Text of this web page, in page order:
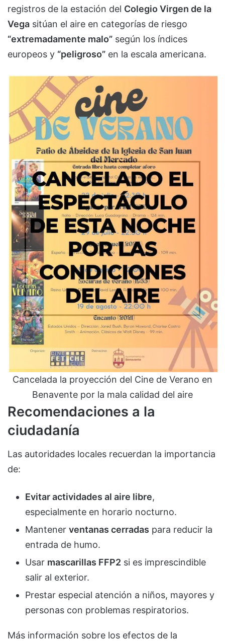
registros de la estación del Colegio Virgen de la
Vega sitúan el aire en categorías de riesgo
“extremadamente malo” según los índices
europeos y “peligroso” en la escala americana.
Cancelada la proyección del Cine de Verano en
Benavente por la mala calidad del aire
Recomendaciones a la
ciudadanía
Las autoridades locales recuerdan la importancia
de:
Evitar actividades al aire libre,
especialmente en horario nocturno.
Mantener ventanas cerradas para reducir la
entrada de humo.
Usar mascarillas FFP2 si es imprescindible
salir al exterior.
Prestar especial atención a niños, mayores y
personas con problemas respiratorios.
Más información sobre los efectos de la